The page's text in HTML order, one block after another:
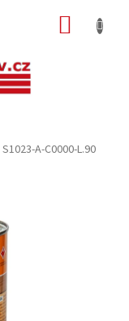
S1023-A-C0000-L.90